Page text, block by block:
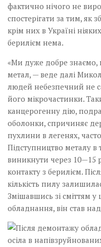
фактично нічого не
спостерігати за тим, як
крім них в Україні
берилієм нема.
«Ми дуже добре знаємо,
метал, — веде далі
людей небезпечний не
його мікрочастинки.
канцерогенну дію,
оболонки, спричиняє
пухлини в легенях,
Підступництво металу
виникнути через 10—15
контакту з берилієм.
кількість пилу
Змішавшись зі сміттям
обладнання, він став